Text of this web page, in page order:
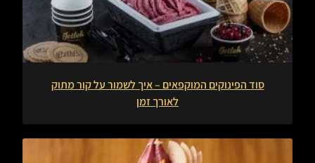
סוד הפינוקים המוקפאים – איך לשמור על קור מתוק
לאורך זמן